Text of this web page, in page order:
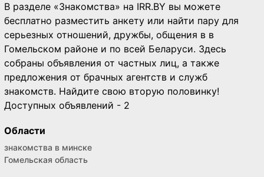
В разделе «Знакомства» на IRR.BY вы можете
бесплатно разместить анкету или найти пару для
серьезных отношений, дружбы, общения в в
Гомельском районе и по всей Беларуси. Здесь
собраны объявления от частных лиц, а также
предложения от брачных агентств и служб
знакомств. Найдите свою вторую половинку!
Доступных объявлений - 2
Области
знакомства в минске
Гомельская область